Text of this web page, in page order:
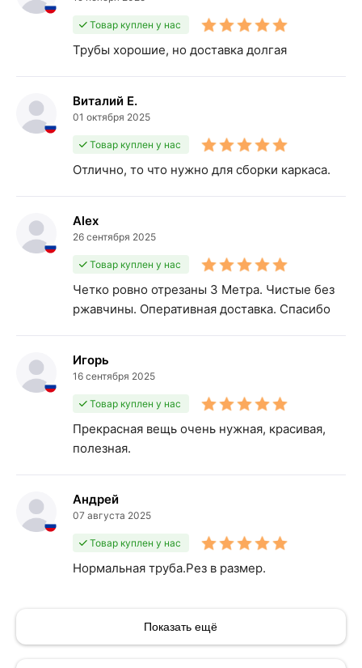
Товар куплен у нас
Трубы хорошие, но доставка долгая
Виталий Е.
01 октября 2025
Товар куплен у нас
Отлично, то что нужно для сборки каркаса.
Alex
26 сентября 2025
Товар куплен у нас
Четко ровно отрезаны 3 Метра. Чистые без
ржавчины. Оперативная доставка. Спасибо
Игорь
16 сентября 2025
Товар куплен у нас
Прекрасная вещь очень нужная, красивая,
полезная.
Андрей
07 августа 2025
Товар куплен у нас
Нормальная труба.Рез в размер.
Показать ещё